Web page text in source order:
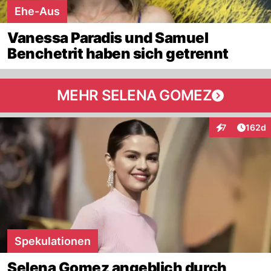
Ehe-Aus
Vanessa Paradis und Samuel
Benchetrit haben sich getrennt
MEHR SELENA GOMEZ
7
Interaktionen
162d
Spekulationen